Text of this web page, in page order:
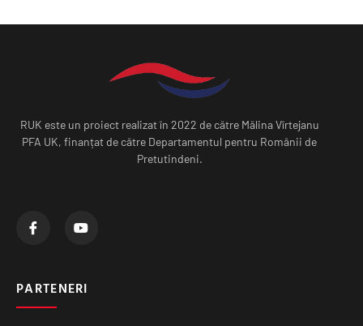
RUK este un proiect realizat în 2022 de către Mălina Vîrtejanu
PFA UK, finanțat de către Departamentul pentru Românii de
Pretutindeni.
PARTENERI